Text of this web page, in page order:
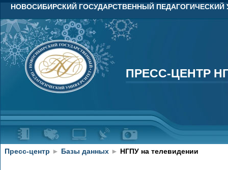
НОВОСИБИРСКИЙ ГОСУДАРСТВЕННЫЙ ПЕДАГОГИЧЕСКИЙ
ПРЕСС-ЦЕНТР
ПРЕСС-ЦЕНТР
Пресс-центр ► Базы данных ► НГПУ на телевидении